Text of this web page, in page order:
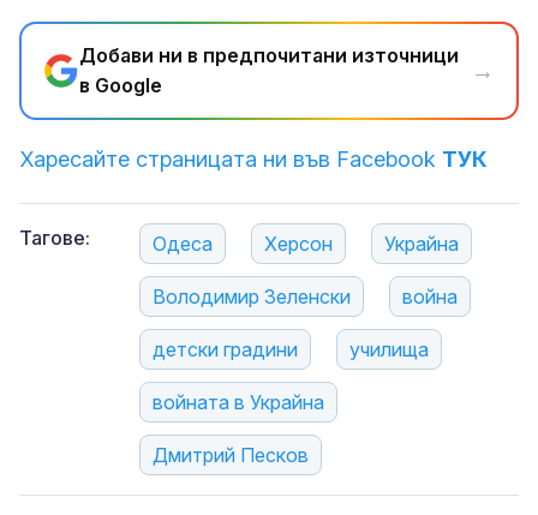
Добави ни в предпочитани източници
в Google
→
Харесайте страницата ни във Facebook ТУК
Тагове: Одеса Херсон Украйна
Володимир Зеленски война
детски градини училища
войната в Украйна
Дмитрий Песков